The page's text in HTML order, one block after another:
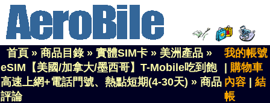
首頁 » 商品目錄» 實體SIM卡 » 美洲產品 »
eSIM【美國/加拿大/墨西哥】T-Mobile吃到飽
高速上網+電話門號、熱點短期(4-30天) » 商品
評論
我的帳號
購物車
內容
結
帳